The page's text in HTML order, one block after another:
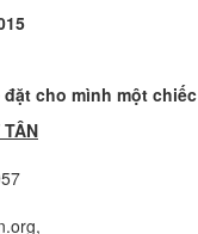
đặt cho mình một chiếc
TÂN